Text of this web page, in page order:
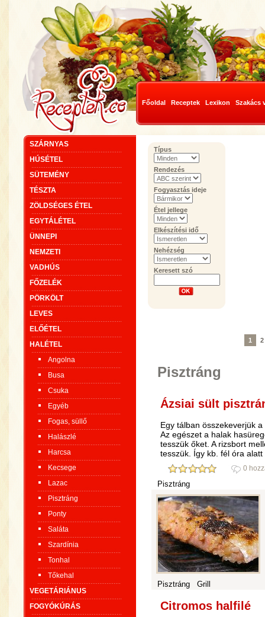
Főoldal Receptek Lexikon Szakács
SZÁRNYAS
HÚSÉTEL
SÜTEMÉNY
TÉSZTA
ZÖLDSÉGES ÉTEL
EGYTÁLÉTEL
ÜNNEPI
NEMZETI
VADHÚS
FŐZELÉK
PÖRKÖLT
LEVES
ELŐÉTEL
HALÉTEL
Angolna
Busa
Csuka
Egyéb
Fogas, süllő
Halászlé
Harcsa
Kecsege
Lazac
Pisztráng
Ponty
Saláta
Szardínia
Tonhal
Tőkehal
VEGETÁRIÁNUS
FOGYÓKÚRÁS
Típus
Rendezés
Fogyasztás ideje
Étel jellege
Elkészítési idő
Nehézség
Keresett szó
1 2
Pisztráng
Ázsiai sült
Egy tálban összekeverjük
Az egészet a halak
tesszük őket. A rizsbort
tesszük. Így kb. fél óra
0
Pisztráng
Pisztráng Grill
Citromos halfilé